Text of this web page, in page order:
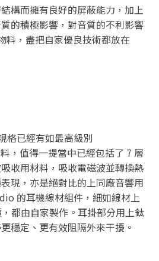
構而擁有良好的屏蔽能力，加上
的積極影響，對音質的不利影響
料，盡把自家優良技術都放在
格已經有如最高級別
，值得一提當中已經包括了 7 層
收用材料，吸收電磁波並轉換熱
現，亦是絕對比的上同廠音響用
的耳機線材組件，細如線材上
都由自家製作。耳掛部分用上鈦
穩定、更有效阻隔外來干擾。